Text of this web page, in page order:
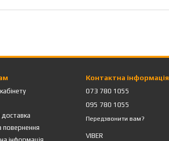
доставка
повернення
Контактна інформація
073 780 1055
095 780 1055
Передзвонити вам?
VIBER